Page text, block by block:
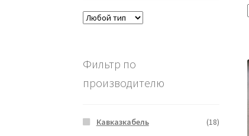
Фильтр по
производителю
Кавказкабель
(18)